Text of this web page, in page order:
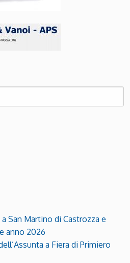
San Martino di Castrozza e
anno 2026
a Fiera di Primiero